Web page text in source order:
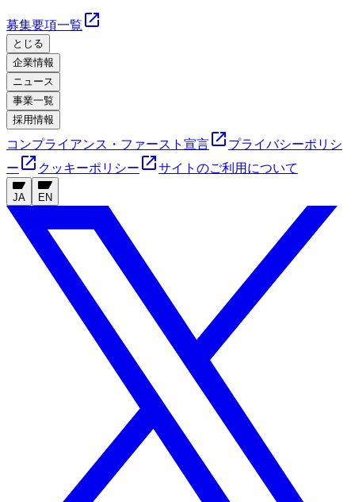
募集要項一覧
とじる
企業情報
ニュース
事業一覧
採用情報
コンプライアンス・ファースト宣言
プライバシーポリシ
ー
クッキーポリシー サイトのご利用について
JA EN